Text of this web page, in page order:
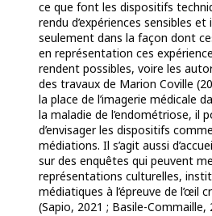
ce que font les dispositifs
rendu d’expériences sensibles et
seulement dans la façon dont
en représentation ces
rendent possibles, voire les
des travaux de Marion Coville
la place de l’imagerie médicale
la maladie de l’endométriose, il
d’envisager les dispositifs
médiations. Il s’agit aussi
sur des enquêtes qui peuvent
représentations culturelles,
médiatiques à l’épreuve de l’œil
(Sapio, 2021 ; Basile-Commaille,